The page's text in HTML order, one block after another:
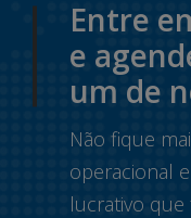
Entre
e
um de
Não fique
operacional
lucrativo que